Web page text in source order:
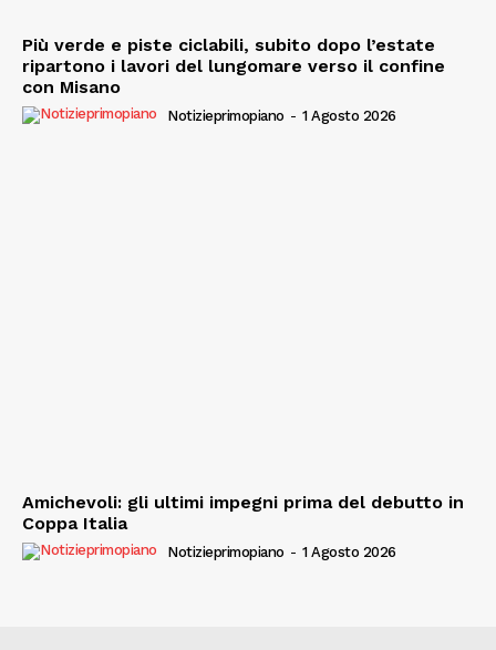
Più verde e piste ciclabili, subito dopo l’estate
ripartono i lavori del lungomare verso il confine
con Misano
Notizieprimopiano - 1 Agosto 2026
Amichevoli: gli ultimi impegni prima del debutto in
Coppa Italia
Notizieprimopiano - 1 Agosto 2026